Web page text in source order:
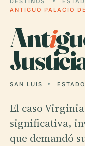
DESTINOS
ANTIGUO PALACIO
Anti
SAN LUIS
El caso
significativa,
que demandó